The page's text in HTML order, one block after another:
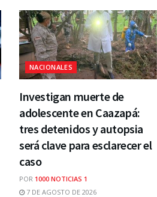
NACIONALES
Investigan muerte de
adolescente en Caazapá:
tres detenidos y autopsia
será clave para esclarecer el
caso
POR 1000 NOTICIAS 1
7 DE AGOSTO DE 2026